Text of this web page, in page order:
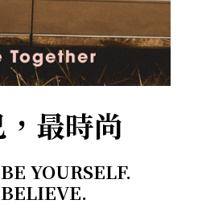
最時尚
YOURSELF.